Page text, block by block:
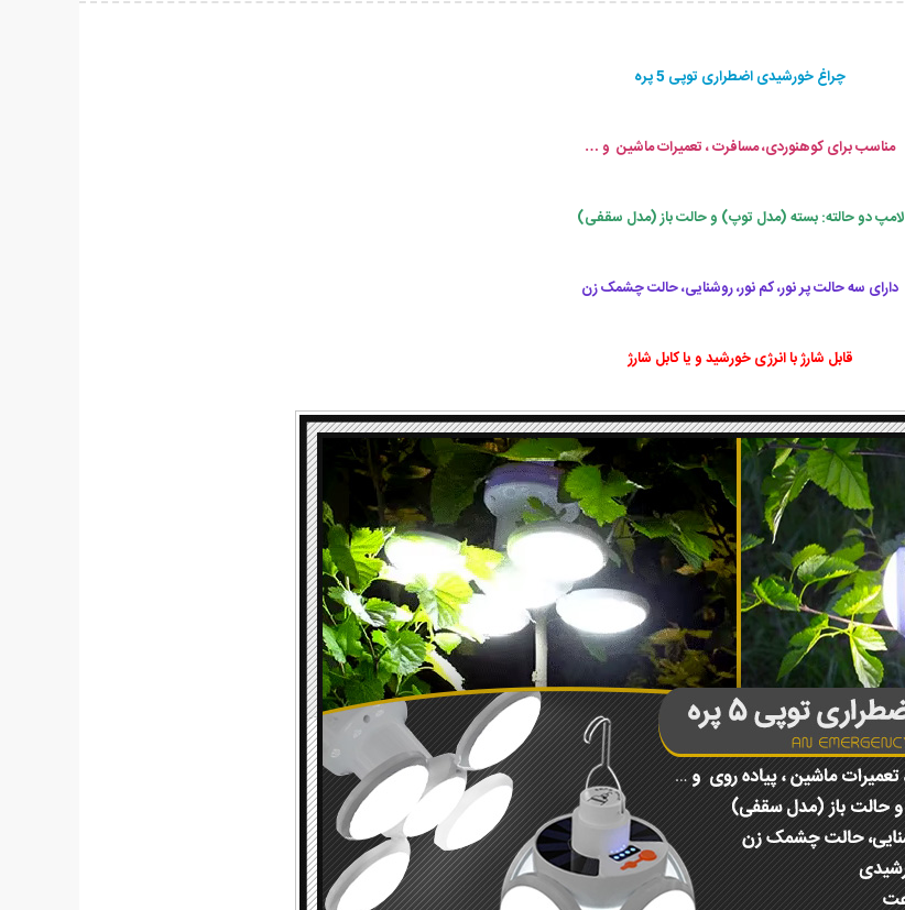
چراغ خورشیدی اضطراری توپی 5 پره
مناسب برای کوهنوردی، مسافرت ، تعمیرات ماشین و …
لامپ دو حالته: بسته (مدل توپ) و حالت باز (مدل سقفی)
دارای سه حالت پر نور، کم نور، روشنایی، حالت چشمک زن
قابل شارژ با انرژی خورشید و یا کابل شارژ